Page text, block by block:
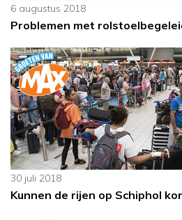
6 augustus 2018
Problemen met
30 juli 2018
Kunnen de rijen op Schiphol